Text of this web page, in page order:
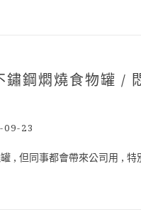
鋼燜燒食物罐 /
09-23
, 但同事都會帶來公司用 ,